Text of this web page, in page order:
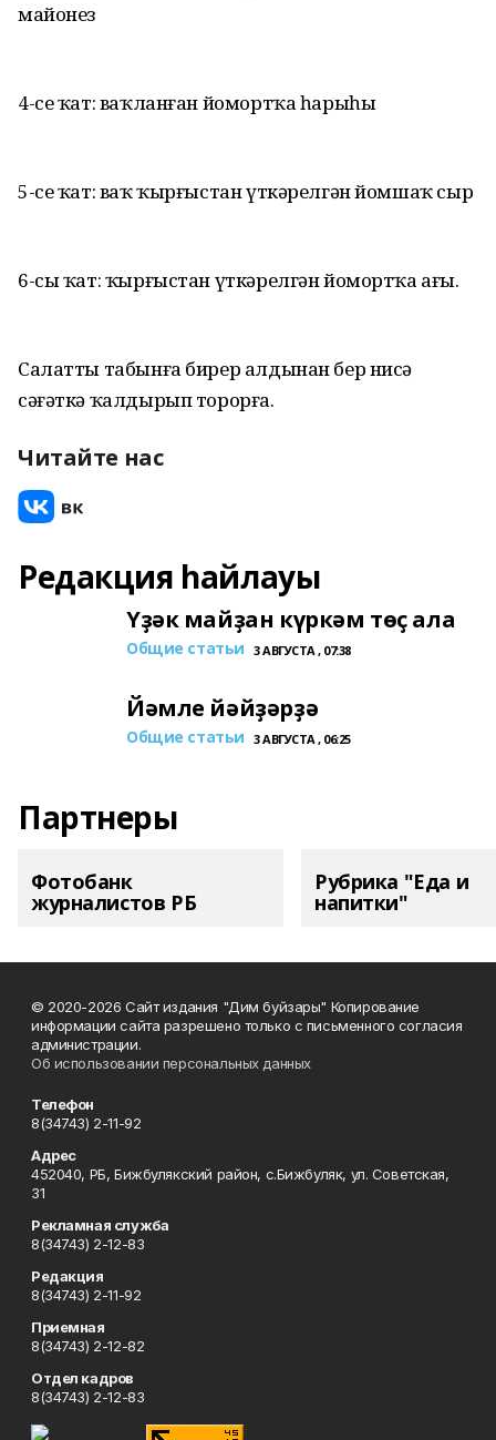
майонез
4-се ҡат: ваҡланған йомортҡа һарыһы
5-се ҡат: ваҡ ҡырғыстан үткәрелгән йомшаҡ сыр
6-сы ҡат: ҡырғыстан үткәрелгән йомортҡа ағы.
Салатты табынға бирер алдынан бер нисә
сәғәткә ҡалдырып торорға.
Читайте нас
Редакция һайлауы
Үҙәк майҙан күркәм төҫ ала
Общие статьи 3 АВГУСТА , 07:38
Йәмле йәйҙәрҙә
Общие статьи 3 АВГУСТА , 06:25
Партнеры
Фотобанк
журналистов РБ
Рубрика "Еда и
напитки"
© 2020-2026 Сайт издания "Дим буйзары" Копирование
информации сайта разрешено только с письменного согласия
администрации.
Об использовании персональных данных
Телефон
8(34743) 2-11-92
Адрес
452040, РБ, Бижбулякский район, с.Бижбуляк, ул. Советская,
31
Рекламная служба
8(34743) 2-12-83
Редакция
8(34743) 2-11-92
Приемная
8(34743) 2-12-82
Отдел кадров
8(34743) 2-12-83